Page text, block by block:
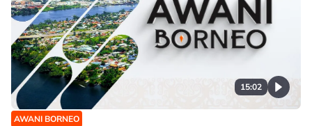
15:02
AWANI BORNEO